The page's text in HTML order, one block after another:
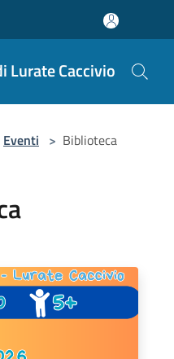
Lurate Caccivio
Eventi > Biblioteca